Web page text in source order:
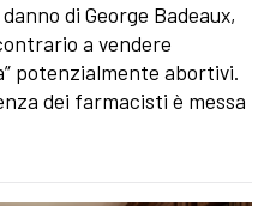
di George Badeaux,
a vendere
potenzialmente abortivi.
dei farmacisti è messa